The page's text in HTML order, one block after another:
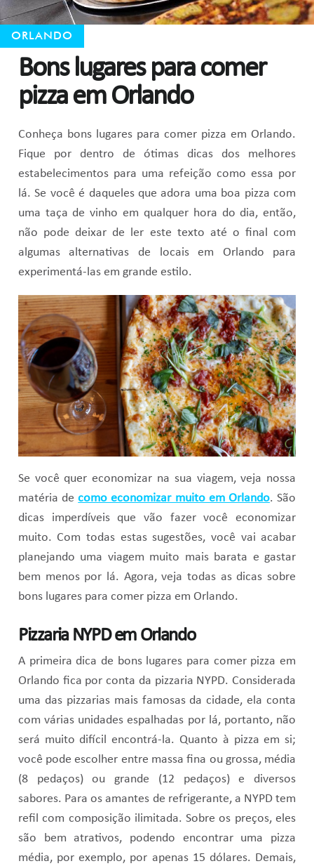
ORLANDO
Bons lugares para comer
pizza em Orlando
Conheça bons lugares para comer pizza em Orlando.
Fique por dentro de ótimas dicas dos melhores
estabelecimentos para uma refeição como essa por
lá. Se você é daqueles que adora uma boa pizza com
uma taça de vinho em qualquer hora do dia, então,
não pode deixar de ler este texto até o final com
algumas alternativas de locais em Orlando para
experimentá-las em grande estilo.
Se você quer economizar na sua viagem, veja nossa
matéria decomo economizar muito em Orlando. São
dicas imperdíveis que vão fazer você economizar
muito. Com todas estas sugestões, você vai acabar
planejando uma viagem muito mais barata e gastar
bem menos por lá. Agora, veja todas as dicas sobre
bons lugares para comer pizza em Orlando.
Pizzaria NYPD em Orlando
A primeira dica de bons lugares para comer pizza em
Orlando fica por conta da pizzaria NYPD. Considerada
uma das pizzarias mais famosas da cidade, ela conta
com várias unidades espalhadas por lá, portanto, não
será muito difícil encontrá-la. Quanto à pizza em si;
você pode escolher entre massa fina ou grossa, média
(8 pedaços) ou grande (12 pedaços) e diversos
sabores. Para os amantes de refrigerante, a NYPD tem
refil com composição ilimitada. Sobre os preços, eles
são bem atrativos, podendo encontrar uma pizza
média, por exemplo, por apenas 15 dólares. Demais,